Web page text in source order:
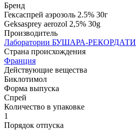
Бренд
Гексаспрей аэрозоль 2.5% 30г
Geksasprey aerozol 2,5% 30g
Производитель
Лаборатории БУШАРА-РЕКОРДАТИ
Страна происхождения
Франция
Действующие вещества
Биклотимол
Форма выпуска
Спрей
Количество в упаковке
1
Порядок отпуска